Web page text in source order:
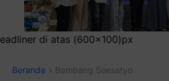
Beranda Bambang Soesatyo